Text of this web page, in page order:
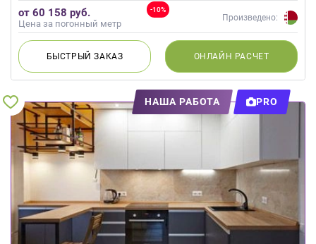
-10%
от 60 158 руб.
Цена за погонный метр
Произведено:
БЫСТРЫЙЗАКАЗ ОНЛАЙН РАСЧЕТ
НАША РАБОТА PRO